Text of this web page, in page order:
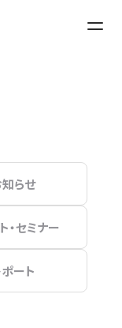
らせ
・セミナー
ート